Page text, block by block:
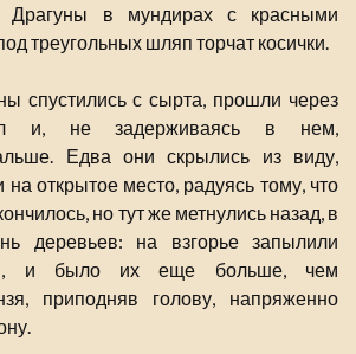
Драгуны в мундирах с красными
треугольных шляп торчат косички.
спустились с сырта, прошли через
и, не задерживаясь в нем,
Едва они скрылись из виду,
на открытое место, радуясь тому, что
но тут же метнулись назад, в
деревьев: на взгорье запылили
и было их еще больше, чем
приподняв голову, напряженно